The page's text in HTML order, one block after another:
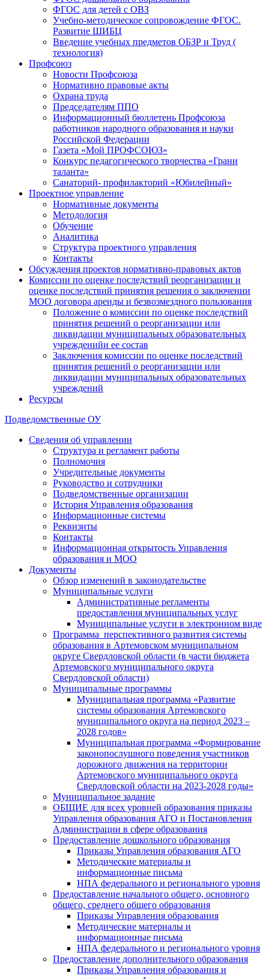
ФГОС для детей с ОВЗ
Учебно-методическое сопровождение ФГОС.
Развитие ШИБЦ
Введение учебных предметов ОБЗР и Труд (
технология)
Профсоюз
Новости Профсоюза
Нормативно правовые акты
Охрана труда
Председателям ППО
Информационный бюллетень Профсоюза
работников народного образования и науки
Российской Федерации
Газета «Мой ПРОФСОЮЗ»
Конкурс педагогического творчества «Грани
таланта»
Санаторий- профилакторий «Юбилейный»
Проектное управление
Нормативные документы
Методология
Обучение
Аналитика
Структура проектного управления
Контакты
Обсуждения проектов нормативно-правовых актов
Комиссии по оценке последствий реорганизации и
оценке последствий принятия решения о заключении
МОО договора аренды и безвозмездного пользования
Положение о комиссии по оценке последствий
принятия решений о реорганизации или
ликвидации муниципальных образовательных
учрежденийи ее состав
Заключения комиссии по оценке последствий
принятия решений о реорганизации или
ликвидации муниципальных образовательных
учреждений
Ресурсы
Подведомственные ОУ
Сведения об управлении
Структура и регламент работы
Полномочия
Учредительные документы
Руководство и сотрудники
Подведомственные организации
История Управления образования
Информационные системы
Реквизиты
Контакты
Информационная открытость Управления
образования и МОО
Документы
Обзор изменений в законодательстве
Муниципальные услуги
Административные регламенты
предоставления муниципальных услуг
Муниципальные услуги в электронном виде
Программа перспективного развития системы
образования в Артемовском муниципальном
округе Свердловской области (в части бюджета
Артемовского муниципального округа
Свердловской области)
Муниципальные программы
Муниципальная программа «Развитие
системы образования Артемовского
муниципального округа на период 2023 –
2028 годов»
Муниципальная программа «Формирование
законопослушного поведения участников
дорожного движения на территории
Артемовского муниципального округа
Свердловской области на 2023-2028 годы»
Муниципальное задание
ОБЩИЕ для всех уровней образования приказы
Управления образования АГО и Постановления
Администрации в сфере образования
Предоставление дошкольного образования
Приказы Управления образования АГО
Методические материалы и
информационные письма
НПА федерального и регионального уровня
Предоставление начального общего, основного
общего, среднего общего образования
Приказы Управления образования
Методические материалы и
информационные письма
НПА федерального и регионального уровня
Предоставление дополнительного образования
Приказы Управления образования и